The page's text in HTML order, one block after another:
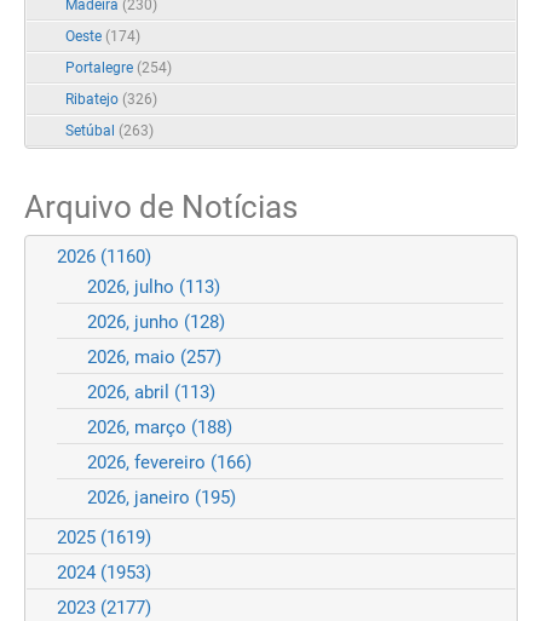
Madeira (230)
Oeste (174)
Portalegre (254)
Ribatejo (326)
Setúbal (263)
Arquivo de Notícias
2026 (1160)
2026, julho (113)
2026, junho (128)
2026, maio (257)
2026, abril (113)
2026, março (188)
2026, fevereiro (166)
2026, janeiro (195)
2025 (1619)
2024 (1953)
2023 (2177)